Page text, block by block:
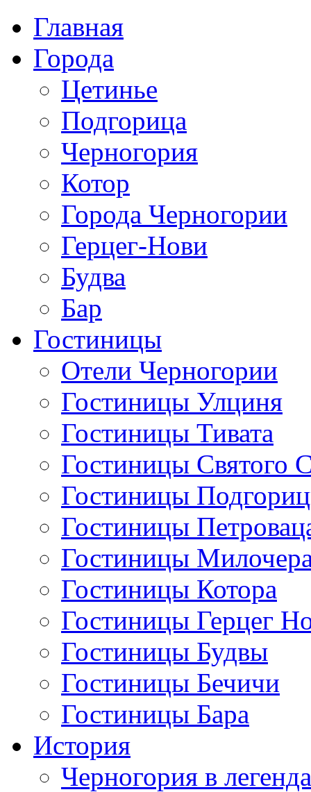
Главная
Города
Цетинье
Подгорица
Черногория
Котор
Города Черногории
Герцег-Нови
Будва
Бар
Гостиницы
Отели Черногории
Гостиницы Улциня
Гостиницы Тивата
Гостиницы Святого
Гостиницы
Гостиницы
Гостиницы
Гостиницы Котора
Гостиницы Герцег
Гостиницы Будвы
Гостиницы Бечичи
Гостиницы Бара
История
Черногория в